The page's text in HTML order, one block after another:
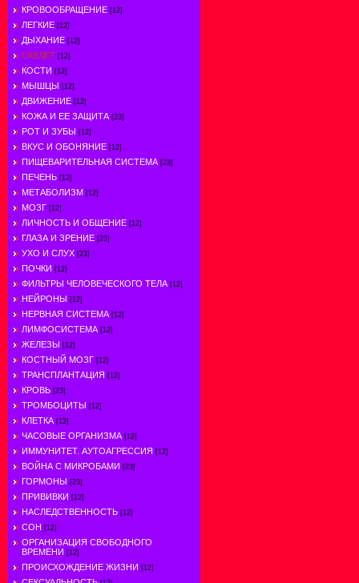
КРОВООБРАЩЕНИЕ [12]
ЛЕГКИЕ [12]
ДЫХАНИЕ [12]
СКЕЛЕТ [12]
КОСТИ [12]
МЫШЦЫ [12]
ДВИЖЕНИЕ [12]
КОЖА И ЕЕ ЗАЩИТА [23]
РОТ И ЗУБЫ [12]
ВКУС И ОБОНЯНИЕ [12]
ПИЩЕВАРИТЕЛЬНАЯ СИСТЕМА [23]
ПЕЧЕНЬ [12]
МЕТАБОЛИЗМ [12]
МОЗГ [12]
ЛИЧНОСТЬ И ОБЩЕНИЕ [12]
ГЛАЗА И ЗРЕНИЕ [23]
УХО И СЛУХ [23]
ПОЧКИ [12]
ФИЛЬТРЫ ЧЕЛОВЕЧЕСКОГО ТЕЛА [12]
НЕЙРОНЫ [12]
НЕРВНАЯ СИСТЕМА [12]
ЛИМФОСИСТЕМА [12]
ЖЕЛЕЗЫ [12]
КОСТНЫЙ МОЗГ [12]
ТРАНСПЛАНТАЦИЯ [12]
КРОВЬ [23]
ТРОМБОЦИТЫ [12]
КЛЕТКА [12]
ЧАСОВЫЕ ОРГАНИЗМА [12]
ИММУНИТЕТ. АУТОАГРЕССИЯ [12]
ВОЙНА С МИКРОБАМИ [23]
ГОРМОНЫ [23]
ПРИВИВКИ [12]
НАСЛЕДСТВЕННОСТЬ [12]
СОН [12]
ОРГАНИЗАЦИЯ СВОБОДНОГО
ВРЕМЕНИ [12]
ПРОИСХОЖДЕНИЕ ЖИЗНИ [12]